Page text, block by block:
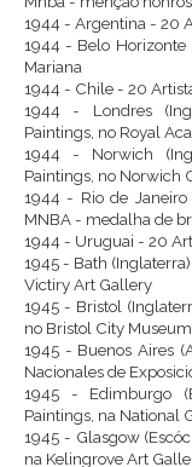
1944 - Argentina - 20
1944 - Belo Horizonte
Mariana
1944 - Chile - 20
1944 - Londres
Paintings, no Royal
1944 - Norwich
Paintings, no Norwich
1944 - Rio de
MNBA - medalha de
1944 - Uruguai - 20
1945 - Bath
Victiry Art Gallery
1945 - Bristol
no Bristol City
1945 - Buenos Aires
Nacionales de
1945 - Edimburgo
Paintings, na National
1945 - Glasgow
na Kelingrove Art